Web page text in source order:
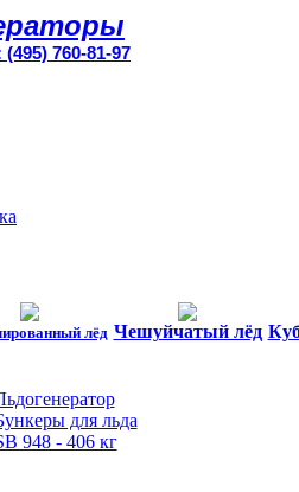
760-81-97
лёд Чешуйчатый лёд
для льда
948 - 406 кг